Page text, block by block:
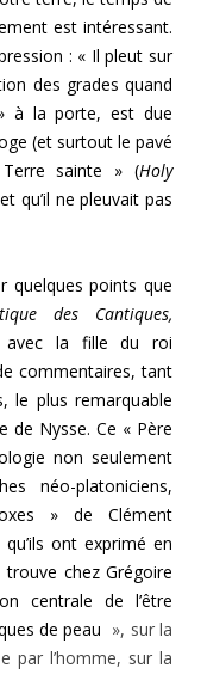
est intéressant.
: « Il pleut sur
des grades quand
à la porte, est due
(et surtout le pavé
sainte » (Holy
qu’il ne pleuvait pas
quelques points que
des Canti­ques,
avec la fille du roi
commentai­res, tant
le plus remarquable
de Nysse. Ce « Père
non seulement
néo-platoniciens,
» de Clément
ont exprimé en
chez Grégoire
centrale de l’être
de peau », sur la
par l’homme, sur la